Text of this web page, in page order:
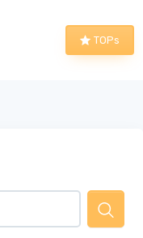
TOPs